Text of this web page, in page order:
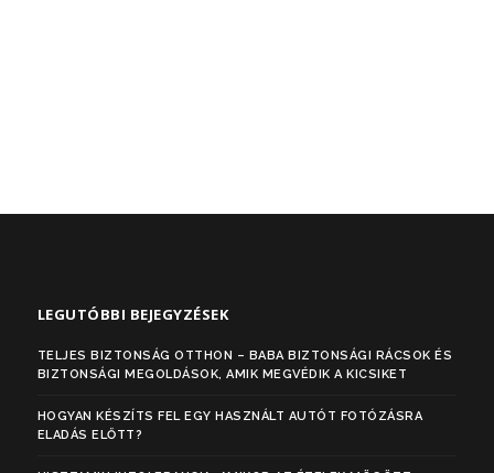
LEGUTÓBBI BEJEGYZÉSEK
TELJES BIZTONSÁG OTTHON – BABA BIZTONSÁGI RÁCSOK ÉS
BIZTONSÁGI MEGOLDÁSOK, AMIK MEGVÉDIK A KICSIKET
HOGYAN KÉSZÍTS FEL EGY HASZNÁLT AUTÓT FOTÓZÁSRA
ELADÁS ELŐTT?